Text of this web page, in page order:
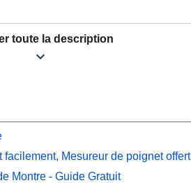
toute la description
Mesureur de poignet offert
Montre - Guide Gratuit